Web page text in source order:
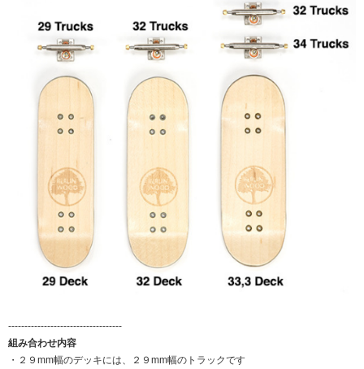
-----------------------------------
組み合わせ内容
・２９mm幅のデッキには、２９mm幅のトラックです